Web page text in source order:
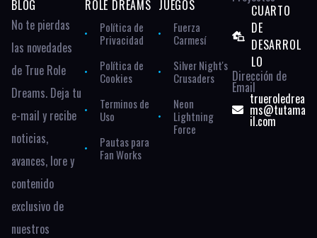
BLOG
No te pierdas
las novedades
de True Role
Dreams. Deja tu
e-mail y recibe
noticias,
avances, lore y
contenido
exclusivo de
nuestros
ROLE DREAMS
Política de
Privacidad
Política de
Cookies
Terminos de
Uso
Pautas para
Fan Works
JUEGOS
Fuerza
Carmesí
Silver Night's
Crusaders
Neon
Lightning
Force
CUARTO
DE
DESARROL
LO
Dirección de
Email
trueroledrea
ms@tutama
il.com